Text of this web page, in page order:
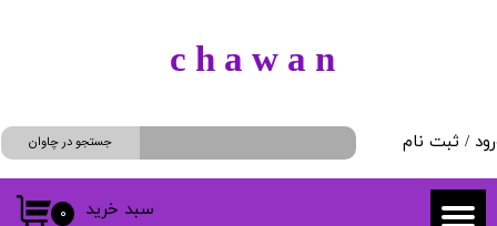
/ ثبت نام
سفارشات
خروج از حساب کاربری
جستجو در چاوان
۰ سبد خرید
​c h a w a n